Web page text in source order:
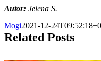
Autor: Jelena S.
Mogi2021-12-
Related Posts